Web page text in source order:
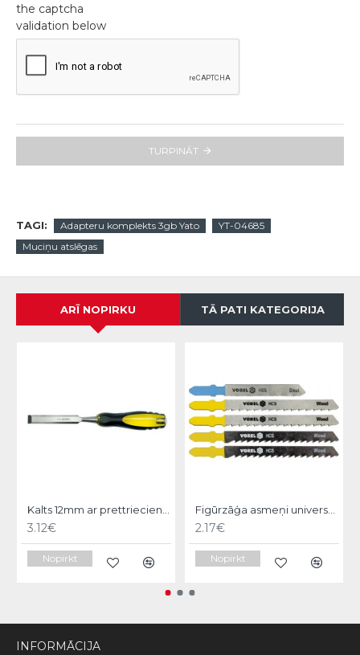
the captcha
validation below
TURPINĀT
TAGI: Adapteru komplekts 3gb Yato
YT-04685
Muciņu atslēgas
ARĪ NOPIRKU TĀ PATI KATEGORIJA
Kalts 12mm ar prettrieciena rokturi Vorel
3.12€
Nopirkt
Figūrzāģa asmeņi universālie 5gb. Vorel
2.17€
Nopirkt
INFORMĀCIJA